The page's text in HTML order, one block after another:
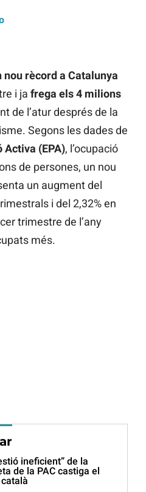
rècord a Catalunya
i ja frega els 4 milions
de l’atur després de la
Segons les dades de
Activa (EPA), l’ocupació
de persones, un nou
un augment del
i del 2,32% en
trimestre de l’any
més.
ineficient” de la
de la PAC castiga el